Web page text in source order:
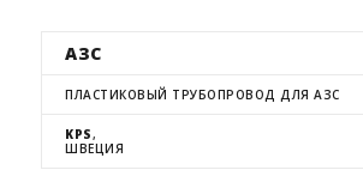
АЗС
ПЛАСТИКОВЫЙ ТРУБОПРОВОД ДЛЯ АЗС
KPS,
ШВЕЦИЯ